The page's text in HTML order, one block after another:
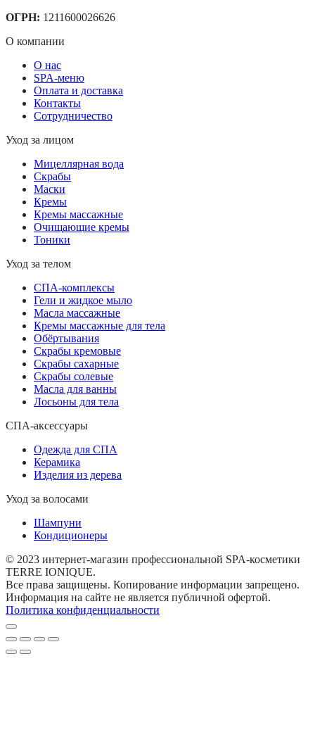
ОГРН: 1211600026626
О компании
О нас
SPA-меню
Оплата и доставка
Контакты
Сотрудничество
Уход за лицом
Мицеллярная вода
Скрабы
Маски
Кремы
Кремы массажные
Очищающие кремы
Тоники
Уход за телом
СПА-комплексы
Гели и жидкое мыло
Масла массажные
Кремы массажные для тела
Обёртывания
Скрабы кремовые
Скрабы сахарные
Скрабы солевые
Масла для ванны
Лосьоны для тела
СПА-аксессуары
Одежда для СПА
Керамика
Изделия из дерева
Уход за волосами
Шампуни
Кондиционеры
© 2023 интернет-магазин профессиональной SPA-косметики
TERRE IONIQUE.
Все права защищены. Копирование информации запрещено.
Информация на сайте не является публичной офертой.
Политика конфиденциальности